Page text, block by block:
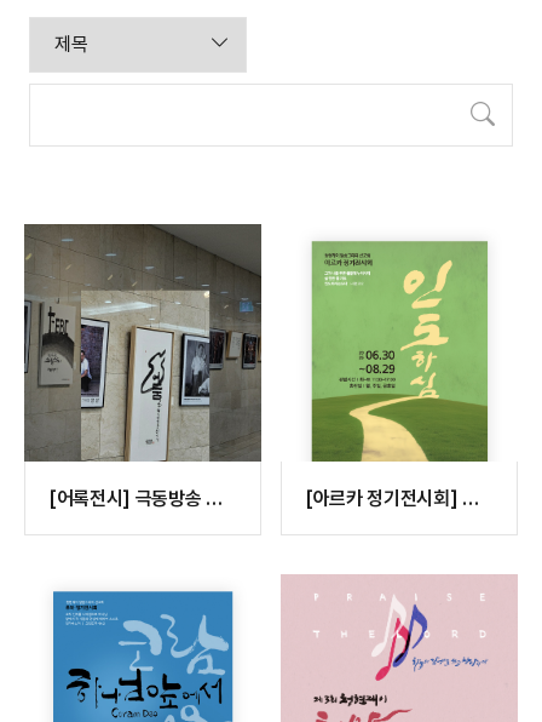
검색
[어록전시] 극동방송 창
[아르카 정기전시회] 인